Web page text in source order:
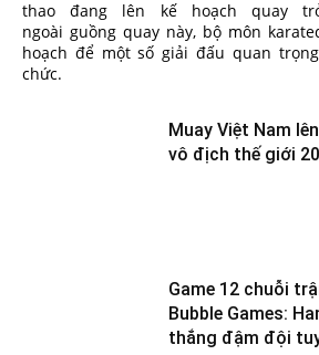
thao đang lên kế hoạch quay
ngoài guồng quay này, bộ môn
hoạch để một số giải đấu quan
chức.
Muay Việt Nam
vô địch thế giới
Game 12 chuỗi
Bubble Games:
thắng đậm đội